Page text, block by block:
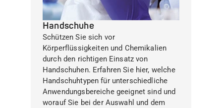
Handschuhe
Schützen Sie sich vor
Körperflüssigkeiten und Chemikalien
durch den richtigen Einsatz von
Handschuhen. Erfahren Sie hier, welche
Handschuhtypen für unterschiedliche
Anwendungsbereiche geeignet sind und
worauf Sie bei der Auswahl und dem